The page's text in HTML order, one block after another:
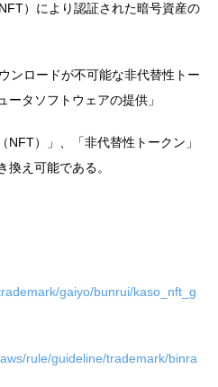
）により認証された暗号資産の
ンロードが不可能な非代替性トー
タソフトウェアの提供」
NFT）」、「非代替性トークン」
換え可能である。
gaiyo/bunrui/kaso_nft_g
rule/guideline/trademark/binra